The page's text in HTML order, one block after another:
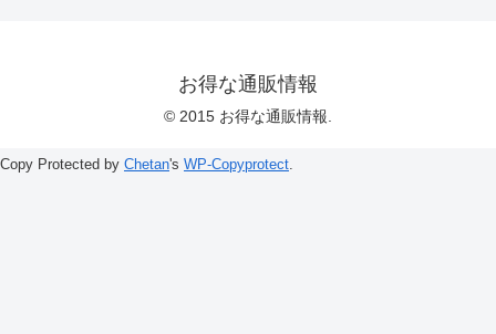
お得な通販情報
© 2015 お得な通販情報.
Copy Protected by Chetan's WP-Copyprotect